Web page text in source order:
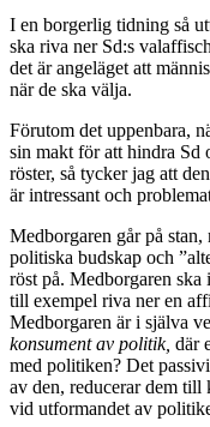
I en borgerlig tidning så
ska riva ner Sd:s
det är angeläget att
när de ska välja.
Förutom det uppenbara,
sin makt för att hindra Sd
röster, så tycker jag att
är intressant och
Medborgaren går på
politiska budskap och
röst på. Medborgaren ska
till exempel riva ner en
Medborgaren är i själva
konsument av politik, där
med politiken? Det
av den, reducerar dem till
vid utformandet av